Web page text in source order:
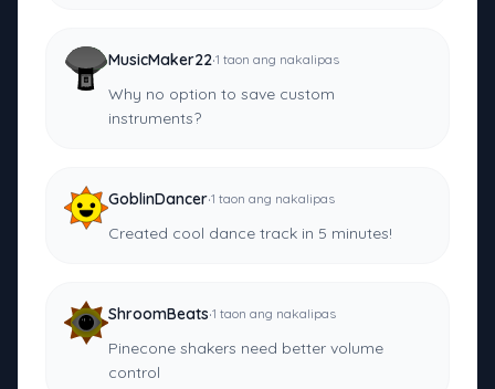
MusicMaker22·1 taon ang nakalipas
Why no option to save custom
instruments?
GoblinDancer·1 taon ang nakalipas
Created cool dance track in 5 minutes!
ShroomBeats·1 taon ang nakalipas
Pinecone shakers need better volume
control